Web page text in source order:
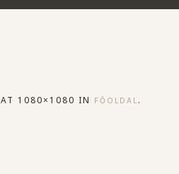
AT 1080×1080 IN FŐOLDAL.